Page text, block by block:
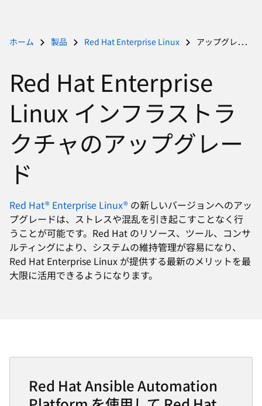
ホーム 製品 Red Hat Enterprise Linux アップグレード方法
Red Hat Enterprise
Linux インフラストラ
クチャのアップグレー
ド
Red Hat® Enterprise Linux® の新しいバージョンへのアッ
プグレードは、ストレスや混乱を引き起こすことなく行
うことが可能です。Red Hat のリソース、ツール、コンサ
ルティングにより、システムの維持管理が容易になり、
Red Hat Enterprise Linux が提供する最新のメリットを最
大限に活用できるようになります。
Red Hat Ansible Automation